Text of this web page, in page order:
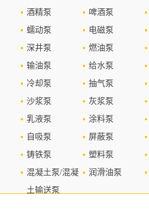
酒精泵
啤酒泵
蠕动泵
电磁泵
深井泵
燃油泵
输油泵
给水泵
冷却泵
抽气泵
沙浆泵
灰浆泵
乳液泵
涂料泵
自吸泵
屏蔽泵
铸铁泵
塑料泵
混凝土泵/混凝
土输送泵
润滑油泵